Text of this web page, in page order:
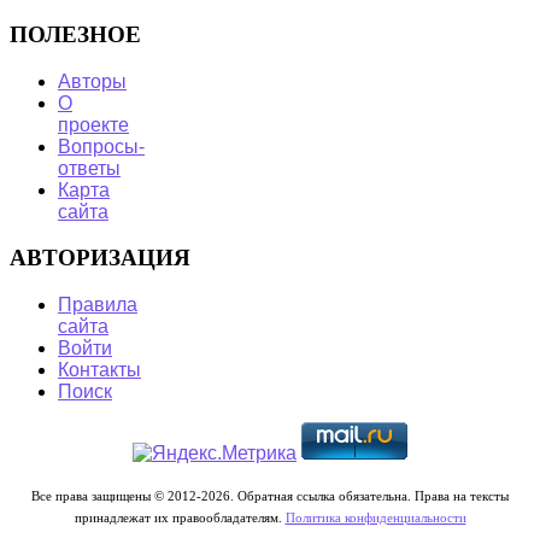
ПОЛЕЗНОЕ
Авторы
О
проекте
Вопросы-
ответы
Карта
сайта
АВТОРИЗАЦИЯ
Правила
сайта
Войти
Контакты
Поиск
Все права защищены © 2012-2026. Обратная ссылка обязательна. Права на тексты
принадлежат их правообладателям. Политика конфиденциальности